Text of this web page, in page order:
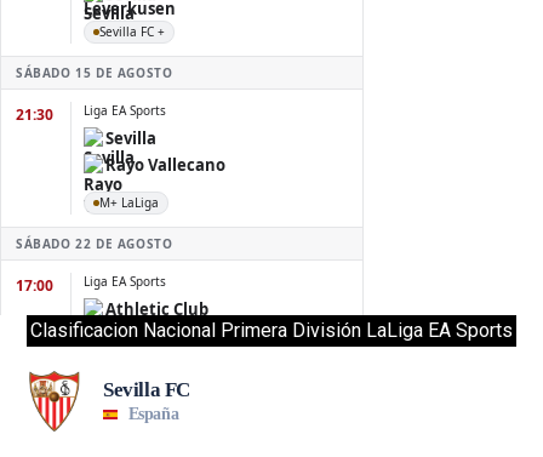
Clasificacion Nacional Primera División LaLiga EA Sports